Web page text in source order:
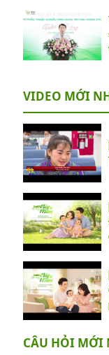
VIDEO MỚI
CÂU HỎI MỚI